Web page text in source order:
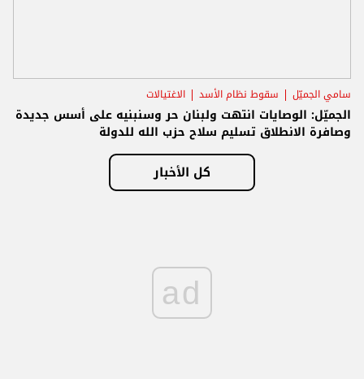
سامي الجميّل سقوط نظام الأسد الاغتيالات
الجميّل: الوصايات انتهت ولبنان حر وسنبنيه على أسس جديدة
وصافرة الانطلاق تسليم سلاح حزب الله للدولة
كل الأخبار
ad